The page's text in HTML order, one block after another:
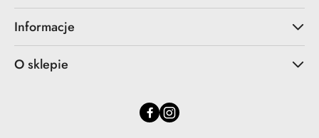
Informacje
O sklepie